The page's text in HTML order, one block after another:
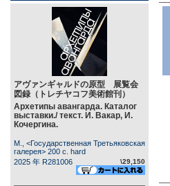
アヴァンギャルドの原型 展覧会
図録（トレチヤコフ美術館刊）
Архетипы авангарда. Каталог
выставки./ текст. И. Вакар, И.
Кочергина.
М., <Государственная Третьяковская
галерея> 200 c. hard
2025 年 R281006
\29,150